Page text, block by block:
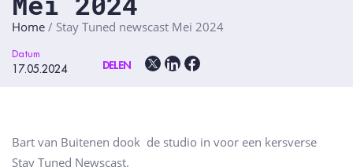
Home / Stay Tuned newscast Mei 2024
Datum
17.05.2024 DELEN
Bart van Buitenen dook de studio in voor een kersverse
Stay Tuned Newscast.